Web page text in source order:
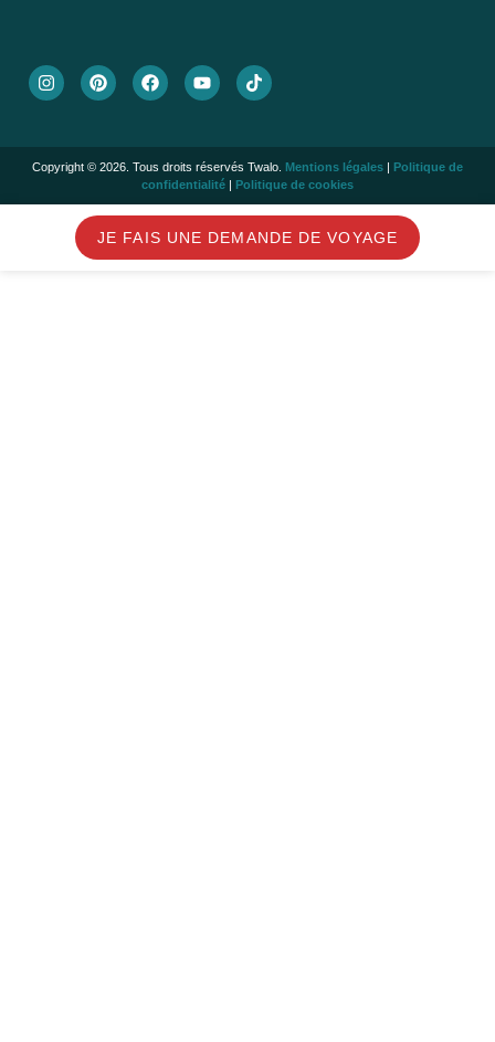
Copyright © 2026. Tous droits réservés Twalo. Mentions légales
Politique de
confidentialité
Politique de cookies
JE FAIS UNE DEMANDE DE VOYAGE